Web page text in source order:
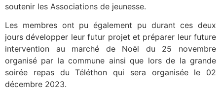
soutenir les Associations de jeunesse.
Les membres ont pu également pu durant ces deux
jours développer leur futur projet et préparer leur future
intervention au marché de Noël du 25 novembre
organisé par la commune ainsi que lors de la grande
soirée repas du Téléthon qui sera organisée le 02
décembre 2023.